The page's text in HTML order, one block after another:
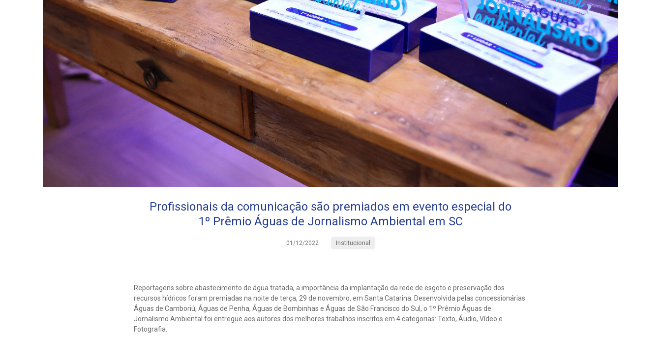
Profissionais da comunicação são premiados em evento especial do
1º Prêmio Águas de Jornalismo Ambiental em SC
01/12/2022 Institucional
Reportagens sobre abastecimento de água tratada, a importância da implantação da rede de esgoto e preservação dos
recursos hídricos foram premiadas na noite de terça, 29 de novembro, em Santa Catarina. Desenvolvida pelas concessionárias
Águas de Camboriú, Águas de Penha, Águas de Bombinhas e Águas de São Francisco do Sul, o 1º Prêmio Águas de
Jornalismo Ambiental foi entregue aos autores dos melhores trabalhos inscritos em 4 categorias: Texto, Áudio, Vídeo e
Fotografia.